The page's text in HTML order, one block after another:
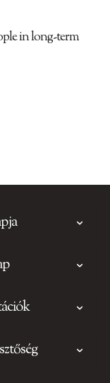
in long-term